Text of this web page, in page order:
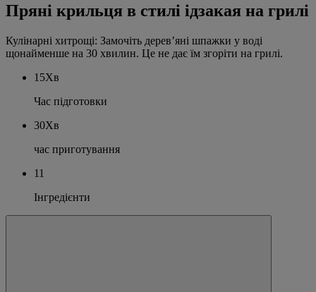
Пряні крильця в стилі ідзакая на грилі
Кулінарні хитрощі: Замочіть дерев’яні шпажки у воді
щонайменше на 30 хвилин. Це не дає їм згоріти на грилі.
15Хв
Час підготовки
30Хв
час приготування
11
Інгредієнти